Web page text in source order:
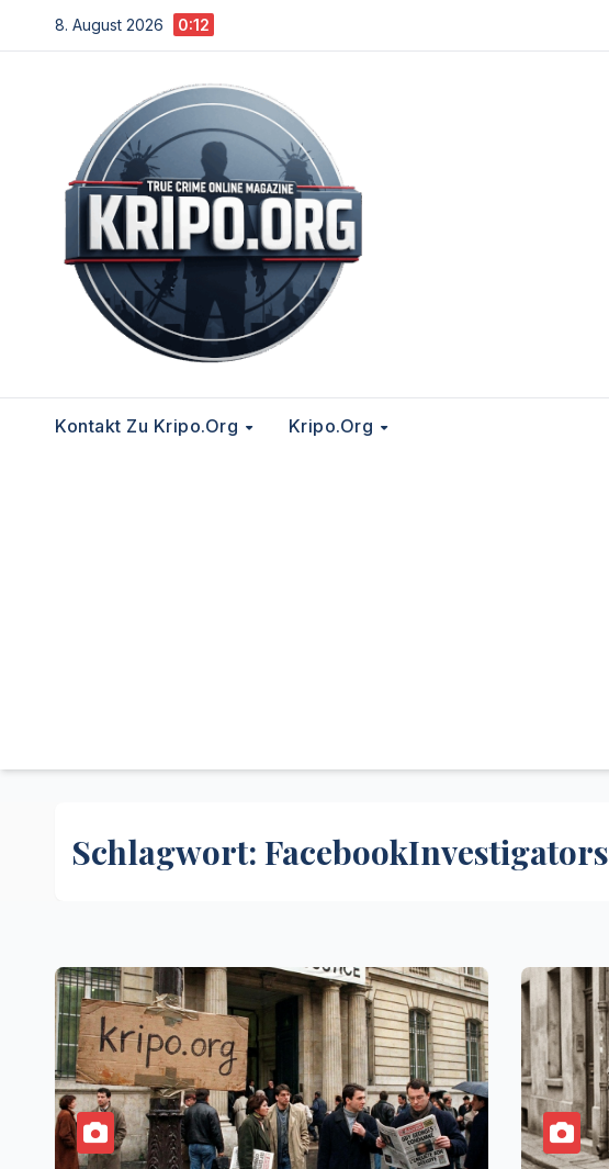
Inhalt
8. August 2026 0:12
Kontakt Zu Kripo.org Kripo.org
Schlagwort: FacebookInvestigators